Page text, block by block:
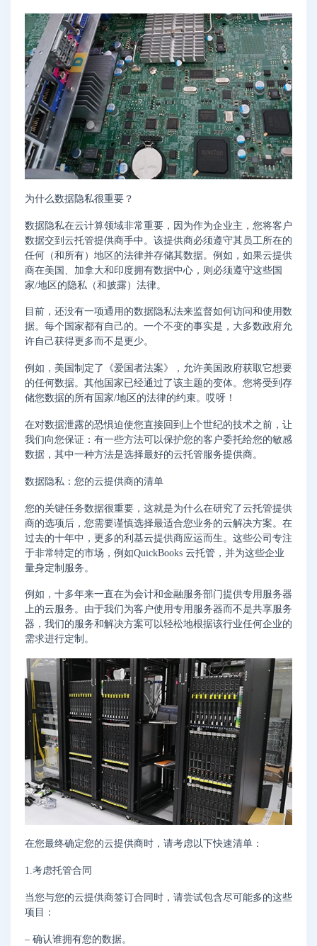
为什么数据隐私很重要？
数据隐私在云计算领域非常重要，因为作为企业主，您将客户
数据交到云托管提供商手中。该提供商必须遵守其员工所在的
任何（和所有）地区的法律并存储其数据。例如，如果云提供
商在美国、加拿大和印度拥有数据中心，则必须遵守这些国
家/地区的隐私（和披露）法律。
目前，还没有一项通用的数据隐私法来监督如何访问和使用数
据。每个国家都有自己的。一个不变的事实是，大多数政府允
许自己获得更多而不是更少。
例如，美国制定了《爱国者法案》，允许美国政府获取它想要
的任何数据。其他国家已经通过了该主题的变体。您将受到存
储您数据的所有国家/地区的法律的约束。哎呀！
在对数据泄露的恐惧迫使您直接回到上个世纪的技术之前，让
我们向您保证：有一些方法可以保护您的客户委托给您的敏感
数据，其中一种方法是选择最好的云托管服务提供商。
数据隐私：您的云提供商的清单
您的关键任务数据很重要，这就是为什么在研究了云托管提供
商的选项后，您需要谨慎选择最适合您业务的云解决方案。在
过去的十年中，更多的利基云提供商应运而生。这些公司专注
于非常特定的市场，例如QuickBooks 云托管，并为这些企业
量身定制服务。
例如，十多年来一直在为会计和金融服务部门提供专用服务器
上的云服务。由于我们为客户使用专用服务器而不是共享服务
器，我们的服务和解决方案可以轻松地根据该行业任何企业的
需求进行定制。
在您最终确定您的云提供商时，请考虑以下快速清单：
1.考虑托管合同
当您与您的云提供商签订合同时，请尝试包含尽可能多的这些
项目：
– 确认谁拥有您的数据。